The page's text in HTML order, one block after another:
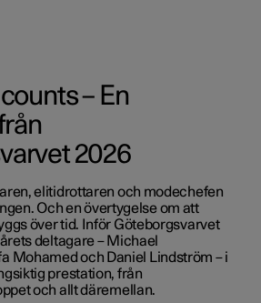
– En
2026
elitidrottaren och modechefen
Och en övertygelse om att
över tid. Inför Göteborgsvarvet
deltagare – Michael
Mohamed och Daniel Lindström – i
prestation, från
och allt däremellan.